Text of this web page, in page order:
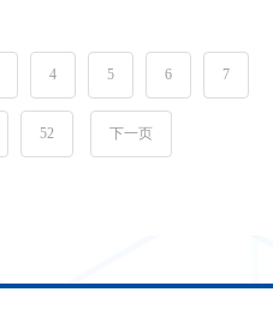
4 5 6 7
52 下一页